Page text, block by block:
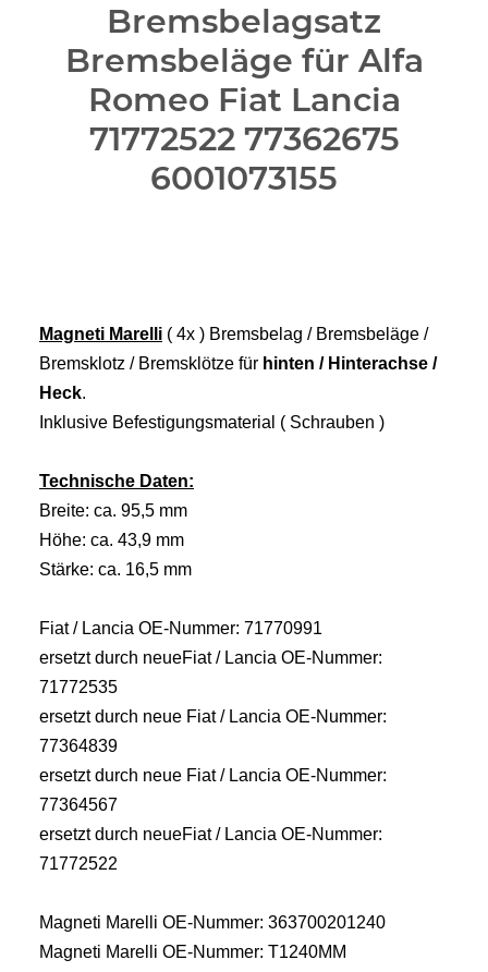
Bremsbelagsatz
Bremsbeläge für Alfa
Romeo Fiat Lancia
71772522 77362675
6001073155
Magneti Marelli ( 4x ) Bremsbelag / Bremsbeläge /
Bremsklotz / Bremsklötze für hinten / Hinterachse /
Heck.
Inklusive Befestigungsmaterial ( Schrauben )
Technische Daten:
Breite: ca. 95,5 mm
Höhe: ca. 43,9 mm
Stärke: ca. 16,5 mm
Fiat / Lancia OE-Nummer: 71770991
ersetzt durch neueFiat / Lancia OE-Nummer:
71772535
ersetzt durch neue Fiat / Lancia OE-Nummer:
77364839
ersetzt durch neue Fiat / Lancia OE-Nummer:
77364567
ersetzt durch neueFiat / Lancia OE-Nummer:
71772522
Magneti Marelli OE-Nummer: 363700201240
Magneti Marelli OE-Nummer: T1240MM